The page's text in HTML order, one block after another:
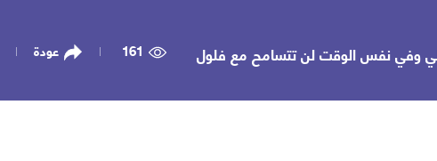
وفي نفس الوقت لن تتسامح مع فلول 161 عودة